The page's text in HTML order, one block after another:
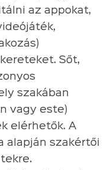
az appokat,
Sőt,
szakában
vagy este)
elérhetők. A
alapján szakértői